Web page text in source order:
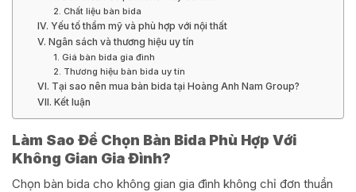
2. Chất liệu bàn bida
IV. Yếu tố thẩm mỹ và phù hợp với nội thất
V. Ngân sách và thương hiệu uy tín
1. Giá bàn bida gia đình
2. Thương hiệu bàn bida uy tín
VI. Tại sao nên mua bàn bida tại Hoàng Anh Nam Group?
VII. Kết luận
Làm Sao Để Chọn Bàn Bida Phù Hợp Với
Không Gian Gia Đình?
Chọn bàn bida cho không gian gia đình không chỉ đơn thuần